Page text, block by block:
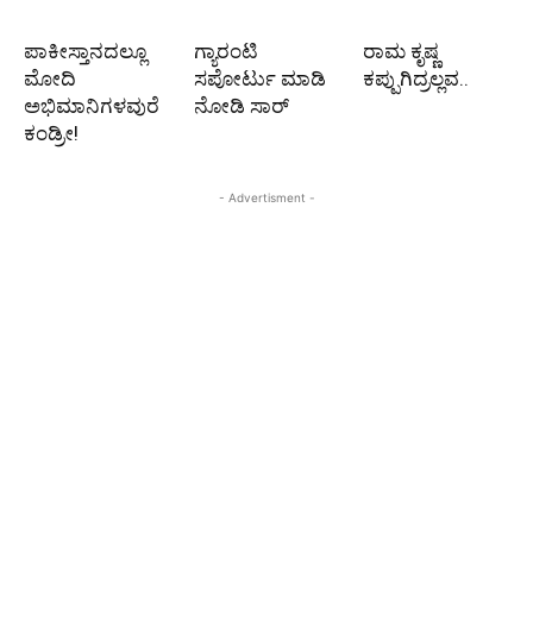
ಪಾಕೀಸ್ತಾನದಲ್ಲೂ
ಮೋದಿ
ಅಭಿಮಾನಿಗಳವುರೆ
ಕಂಡ್ರೀ!
ಗ್ಯಾರಂಟಿ
ಸಪೋರ್ಟು ಮಾಡಿ
ನೋಡಿ ಸಾರ್
ರಾಮ ಕೃಷ್ಣ
ಕಪ್ಪುಗಿದ್ರಲ್ಲವ..
- Advertisment -